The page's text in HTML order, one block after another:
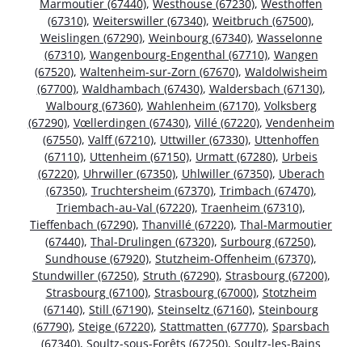
Marmoutier (67440), Westhouse (67230), Westhoffen
(67310), Weiterswiller (67340), Weitbruch (67500),
Weislingen (67290), Weinbourg (67340), Wasselonne
(67310), Wangenbourg-Engenthal (67710), Wangen
(67520), Waltenheim-sur-Zorn (67670), Waldolwisheim
(67700), Waldhambach (67430), Waldersbach (67130),
Walbourg (67360), Wahlenheim (67170), Volksberg
(67290), Vœllerdingen (67430), Villé (67220), Vendenheim
(67550), Valff (67210), Uttwiller (67330), Uttenhoffen
(67110), Uttenheim (67150), Urmatt (67280), Urbeis
(67220), Uhrwiller (67350), Uhlwiller (67350), Uberach
(67350), Truchtersheim (67370), Trimbach (67470),
Triembach-au-Val (67220), Traenheim (67310),
Tieffenbach (67290), Thanvillé (67220), Thal-Marmoutier
(67440), Thal-Drulingen (67320), Surbourg (67250),
Sundhouse (67920), Stutzheim-Offenheim (67370),
Stundwiller (67250), Struth (67290), Strasbourg (67200),
Strasbourg (67100), Strasbourg (67000), Stotzheim
(67140), Still (67190), Steinseltz (67160), Steinbourg
(67790), Steige (67220), Stattmatten (67770), Sparsbach
(67340), Soultz-sous-Forêts (67250), Soultz-les-Bains